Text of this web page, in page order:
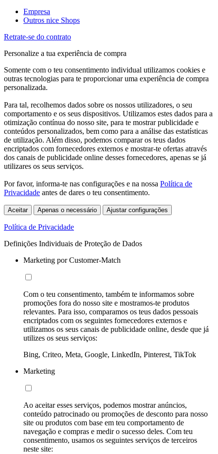
Empresa
Outros nice Shops
Retrate-se do contrato
Personalize a tua experiência de compra
Somente com o teu consentimento individual utilizamos cookies e
outras tecnologias para te proporcionar uma experiência de compra
personalizada.
Para tal, recolhemos dados sobre os nossos utilizadores, o seu
comportamento e os seus dispositivos. Utilizamos estes dados para a
otimização contínua do nosso site, para te mostrar publicidade e
conteúdos personalizados, bem como para a análise das estatísticas
de utilização. Além disso, podemos comparar os teus dados
encriptados com fornecedores externos e mostrar-te ofertas através
dos canais de publicidade online desses fornecedores, apenas se já
utilizares os seus serviços.
Por favor, informa-te nas configurações e na nossa Política de
Privacidade antes de dares o teu consentimento.
Aceitar Apenas o necessário Ajustar configurações
Política de Privacidade
Definições Individuais de Proteção de Dados
Marketing por Customer-Match
Com o teu consentimento, também te informamos sobre
promoções fora do nosso site e mostramos-te produtos
relevantes. Para isso, comparamos os teus dados pessoais
encriptados com os seguintes fornecedores externos e
utilizamos os seus canais de publicidade online, desde que já
utilizes os seus serviços:
Bing, Criteo, Meta, Google, LinkedIn, Pinterest, TikTok
Marketing
Ao aceitar esses serviços, podemos mostrar anúncios,
conteúdo patrocinado ou promoções de desconto para nosso
site ou produtos com base em teu comportamento de
navegação e compras e medir o sucesso deles. Com teu
consentimento, usamos os seguintes serviços de terceiros
neste site: